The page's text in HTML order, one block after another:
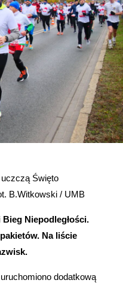
Święto
B.Witkowski / UMB
Niepodległości.
Na liście
dodatkową